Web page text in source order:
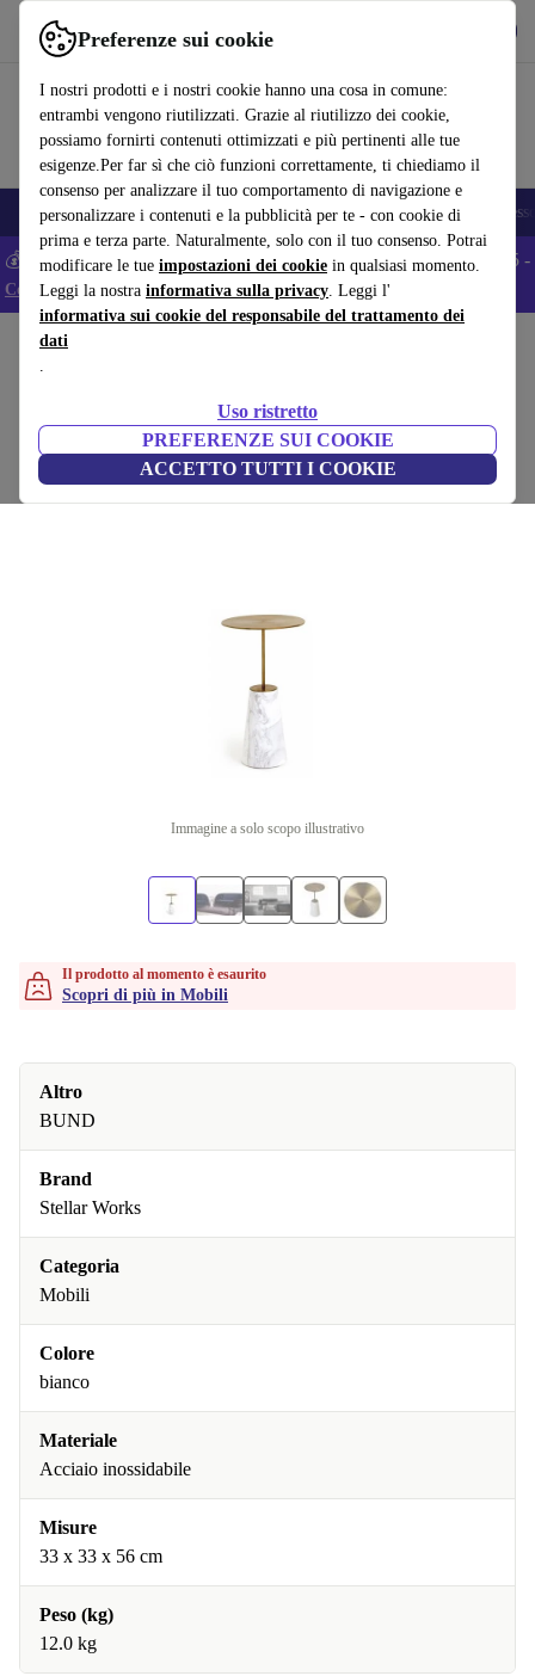
Preferenze sui cookie
I nostri prodotti e i nostri cookie hanno una cosa in comune:
entrambi vengono riutilizzati. Grazie al riutilizzo dei cookie,
possiamo fornirti contenuti ottimizzati e più pertinenti alle tue
esigenze.Per far sì che ciò funzioni correttamente, ti chiediamo il
consenso per analizzare il tuo comportamento di navigazione e
personalizzare i contenuti e la pubblicità per te - con cookie di
prima e terza parte. Naturalmente, solo con il tuo consenso. Potrai
modificare le tue impostazioni dei cookie in qualsiasi momento.
Leggi la nostra informativa sulla privacy. Leggi l'
informativa sui cookie del responsabile del trattamento dei
dati
.
Uso ristretto
PREFERENZE SUI COOKIE
ACCETTO TUTTI I COOKIE
Usa refurbed in modo rapido e semplice
🎒 Back to school Smartphone Portatili Tablet Smartwatch
💰 Extra -5% su tutti gli smartphone Android - Codice: ANDROID5 -
Condizioni
Home
BUND tavolino laterale Ø33cm
bianco
(Raccolta recensioni)
Immagine a solo scopo illustrativo
Il prodotto al momento è esaurito
Scopri di più in Mobili
Altro
BUND
Brand
Stellar Works
Categoria
Mobili
Colore
bianco
Materiale
Acciaio inossidabile
Misure
33 x 33 x 56 cm
Peso (kg)
12.0 kg